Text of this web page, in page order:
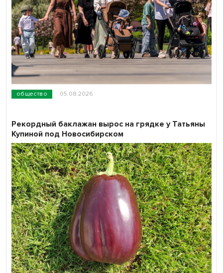
общество 05.08.2026
Рекордный баклажан вырос на грядке у Татьяны
Купиной под Новосибирском